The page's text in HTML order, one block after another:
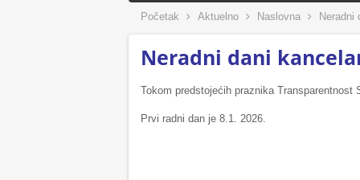
Početak Aktuelno Naslovna Neradni
Neradni dani
Tokom predstojećih praznika Transparentnost
Prvi radni dan je 8.1. 2026.